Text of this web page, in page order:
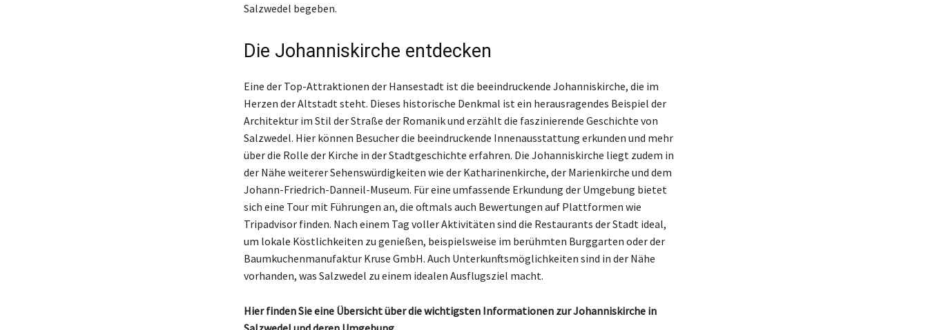
Salzwedel begeben.
Die Johanniskirche entdecken
Eine der Top-Attraktionen der Hansestadt ist die beeindruckende Johanniskirche, die im
Herzen der Altstadt steht. Dieses historische Denkmal ist ein herausragendes Beispiel der
Architektur im Stil der Straße der Romanik und erzählt die faszinierende Geschichte von
Salzwedel. Hier können Besucher die beeindruckende Innenausstattung erkunden und mehr
über die Rolle der Kirche in der Stadtgeschichte erfahren. Die Johanniskirche liegt zudem in
der Nähe weiterer Sehenswürdigkeiten wie der Katharinenkirche, der Marienkirche und dem
Johann-Friedrich-Danneil-Museum. Für eine umfassende Erkundung der Umgebung bietet
sich eine Tour mit Führungen an, die oftmals auch Bewertungen auf Plattformen wie
Tripadvisor finden. Nach einem Tag voller Aktivitäten sind die Restaurants der Stadt ideal,
um lokale Köstlichkeiten zu genießen, beispielsweise im berühmten Burggarten oder der
Baumkuchenmanufaktur Kruse GmbH. Auch Unterkunftsmöglichkeiten sind in der Nähe
vorhanden, was Salzwedel zu einem idealen Ausflugsziel macht.
Hier finden Sie eine Übersicht über die wichtigsten Informationen zur Johanniskirche in